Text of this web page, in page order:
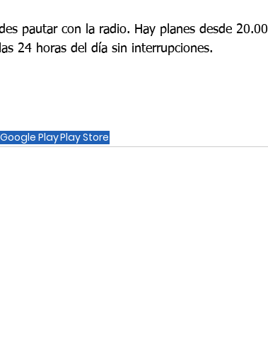
pautar con la radio. Hay planes desde 20.00
24 horas del día sin interrupciones.
Google PlayPlay Store